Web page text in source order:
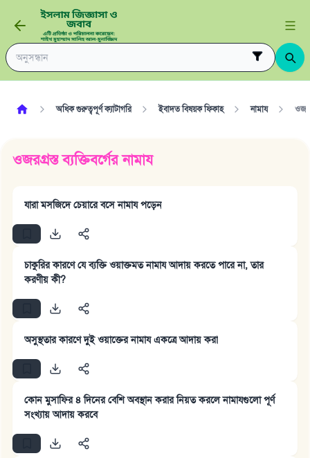
অধিক গুরুত্বপূর্ণ ক্যাটাগরি ইবাদত বিষয়ক ফিকাহ নামায
ওজরগ্রস্ত ব্যক্তিবর্গের নামায
যারা মসজিদে চেয়ারে বসে নামায পড়েন
চাকুরির কারণে যে ব্যক্তি ওয়াক্তমত নামায আদায় করতে পারে না, তার
করণীয় কী?
অসুস্থতার কারণে দুই ওয়াক্তের নামায একত্রে আদায় করা
কোন মুসাফির ৪ দিনের বেশি অবস্থান করার নিয়ত করলে নামাযগুলো পূর্ণ
সংখ্যায় আদায় করবে
উত্তর নম্বর ১১০৮৪৫ একটি বিবাহ রক্ষা
করেছিল।
রাসূল সাল্লাল্লাহু আলাইহি ওয়া সাল্লাম বলেছেন